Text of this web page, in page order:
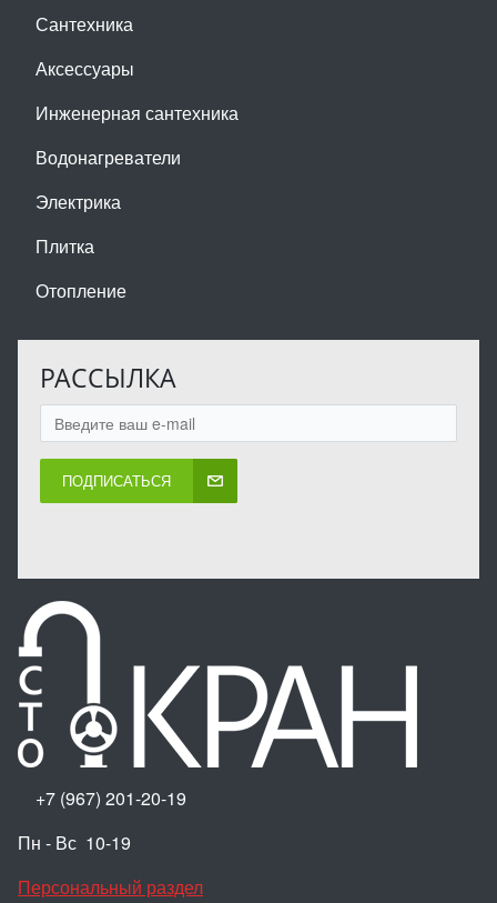
Сантехника
Аксессуары
Инженерная сантехника
Водонагреватели
Электрика
Плитка
Отопление
РАССЫЛКА
ПОДПИСАТЬСЯ
+7 (967) 201-20-19
Пн - Вс 10-19
Персональный раздел